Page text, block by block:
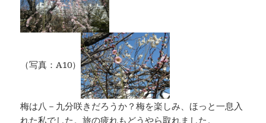
（写真：A10）
梅は八－九分咲きだろうか？梅を楽しみ、ほっと一息入
れた私でした。旅の疲れもどうやら取れました。